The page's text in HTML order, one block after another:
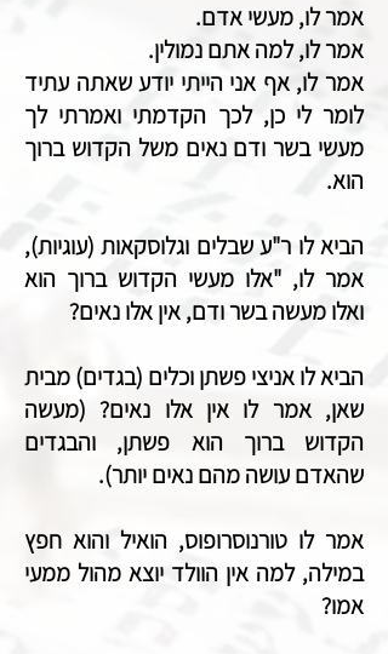
אמר לו, מעשי אדם.
אמר לו, למה אתם נמולין.
אמר לו, אף אני הייתי יודע שאתה עתיד
לומר לי כן, לכך הקדמתי ואמרתי לך
מעשי בשר ודם נאים משל הקדוש ברוך
הוא.
הביא לו ר"ע שבלים וגלוסקאות (עוגיות),
אמר לו, "אלו מעשי הקדוש ברוך הוא
ואלו מעשה בשר ודם, אין אלו נאים?
הביא לו אניצי פשתן וכלים (בגדים) מבית
שאן, אמר לו אין אלו נאים? (מעשה
הקדוש ברוך הוא פשתן, והבגדים
שהאדם עושה מהם נאים יותר).
אמר לו טורנוסרופוס, הואיל והוא חפץ
במילה, למה אין הוולד יוצא מהול ממעי
אמו?